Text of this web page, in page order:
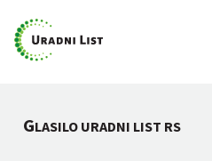
GLASILO URADNI LIST RS